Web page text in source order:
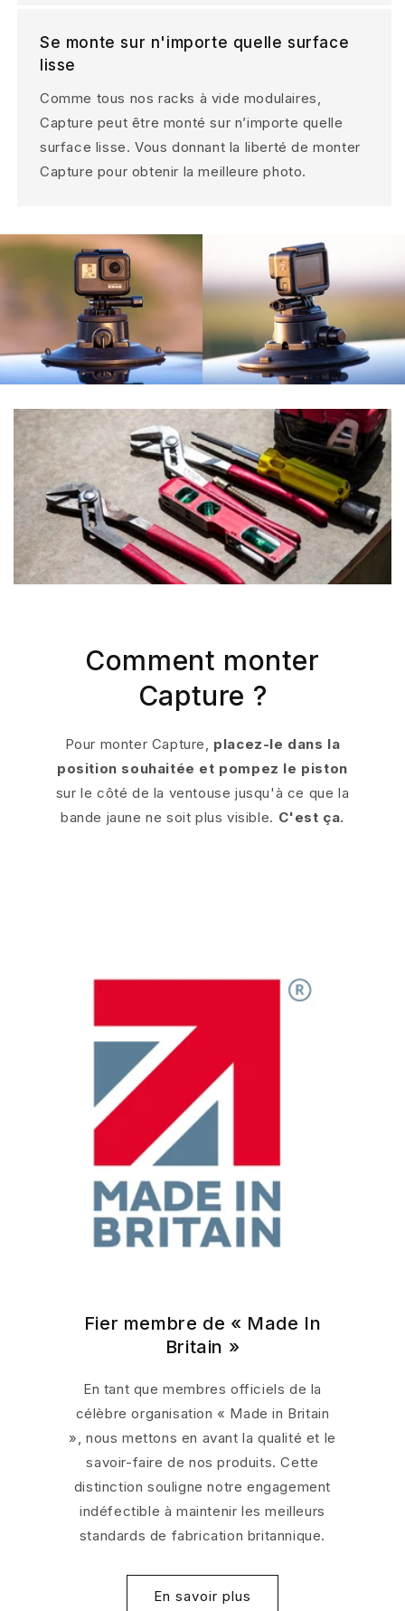
Se monte sur n'importe quelle surface
lisse
Comme tous nos racks à vide modulaires,
Capture peut être monté sur n’importe quelle
surface lisse. Vous donnant la liberté de monter
Capture pour obtenir la meilleure photo.
Comment monter
Capture ?
Pour monter Capture, placez-le dans la
position souhaitée et pompez le piston
sur le côté de la ventouse jusqu'à ce que la
bande jaune ne soit plus visible. C'est ça.
Fier membre de « Made In
Britain »
En tant que membres officiels de la
célèbre organisation « Made in Britain
», nous mettons en avant la qualité et le
savoir-faire de nos produits. Cette
distinction souligne notre engagement
indéfectible à maintenir les meilleurs
standards de fabrication britannique.
En savoir plus